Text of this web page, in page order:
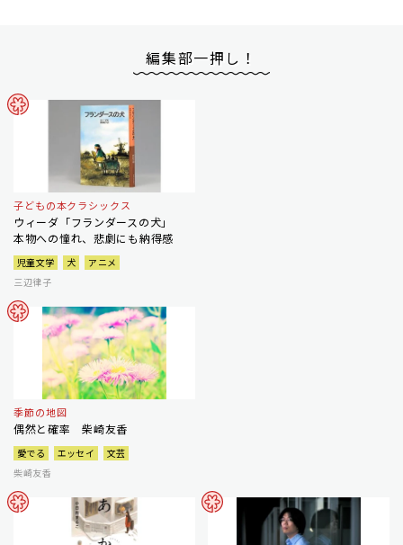
編集部一押し！
子どもの本クラシックス
ウィーダ「フランダースの犬」
本物への憧れ、悲劇にも納得感
児童文学 犬
アニメ
三辺律子
季節の地図
偶然と確率 柴崎友香
愛でる エッセイ
文芸
柴崎友香